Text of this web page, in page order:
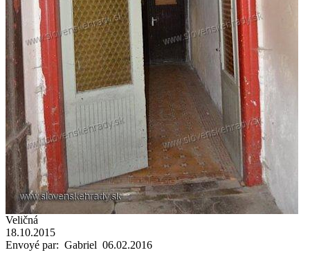
Veličná
18.10.2015
Envoyé par: Gabriel 06.02.2016